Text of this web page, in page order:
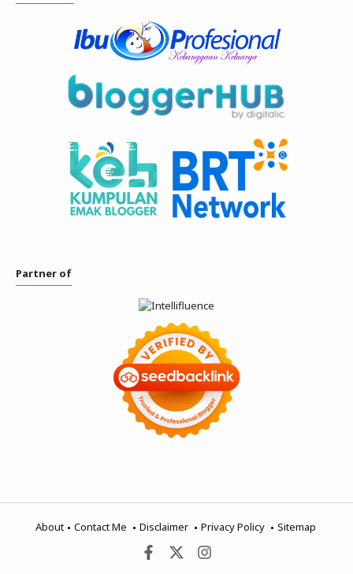
Partner of
About Contact Me Disclaimer Privacy Policy Sitemap